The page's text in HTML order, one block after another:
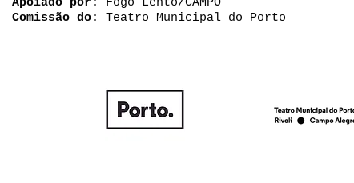
Apoiado por:
Fogo Lento/CAMPO
Comissão do:
Teatro Municipal do Porto